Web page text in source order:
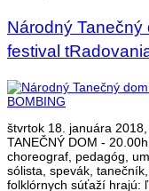
Národný
festival
štvrtok 18. januára
TANEČNÝ DOM -
choreograf, pedagóg,
sólista, spevák,
folklórnych súťaží hrajú: